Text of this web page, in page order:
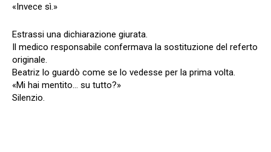
«Invece sì.»
Estrassi una dichiarazione giurata.
Il medico responsabile confermava la sostituzione del referto
originale.
Beatriz lo guardò come se lo vedesse per la prima volta.
«Mi hai mentito… su tutto?»
Silenzio.